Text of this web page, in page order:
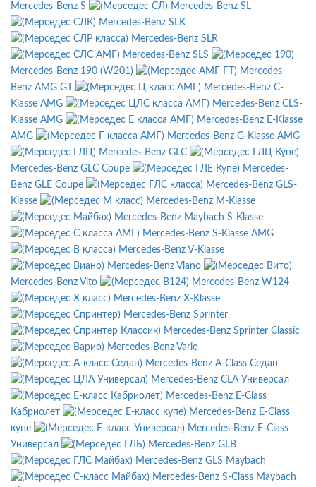
Mercedes-Benz S
Mercedes-Benz SL
Mercedes-Benz SLK
Mercedes-Benz SLR
Mercedes-Benz SLS
Mercedes-Benz 190 (W201)
Mercedes-
Benz AMG GT
Mercedes-Benz C-
Klasse AMG
Mercedes-Benz CLS-
Klasse AMG
Mercedes-Benz E-Klasse
AMG
Mercedes-Benz G-Klasse AMG
Mercedes-Benz GLC
Mercedes-Benz GLC Coupe
Mercedes-
Benz GLE Coupe
Mercedes-Benz GLS-
Klasse
Mercedes-Benz M-Klasse
Mercedes-Benz Maybach S-Klasse
Mercedes-Benz S-Klasse AMG
Mercedes-Benz V-Klasse
Mercedes-Benz Viano
Mercedes-Benz Vito
Mercedes-Benz W124
Mercedes-Benz X-Klasse
Mercedes-Benz Sprinter
Mercedes-Benz Sprinter Classic
Mercedes-Benz Vario
Mercedes-Benz A-Class Седан
Mercedes-Benz CLA Универсал
Mercedes-Benz E-Class
Кабриолет
Mercedes-Benz E-Class
купе
Mercedes-Benz E-Class
Универсал
Mercedes-Benz GLB
Mercedes-Benz GLS Maybach
Mercedes-Benz S-Class Maybach